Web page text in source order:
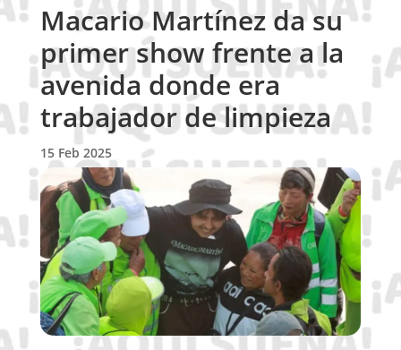
Macario Martínez da su
primer show frente a la
avenida donde era
trabajador de limpieza
15 Feb 2025